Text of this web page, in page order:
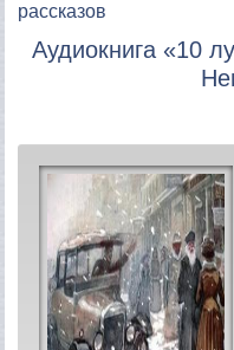
рассказов
Аудиокнига «10